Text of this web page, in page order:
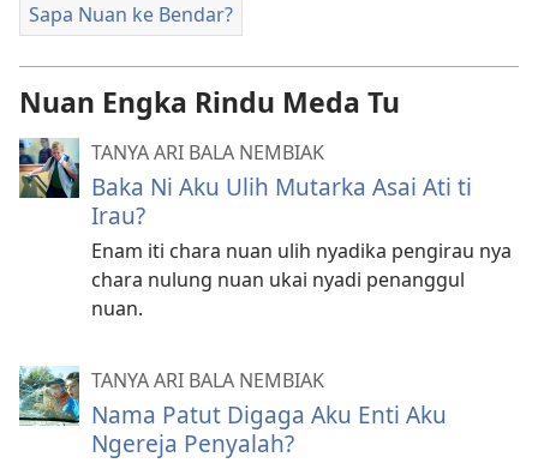
Sapa Nuan ke Bendar?
Nuan Engka Rindu Meda Tu
TANYA ARI BALA NEMBIAK
Baka Ni Aku Ulih Mutarka Asai Ati ti
Irau?
Enam iti chara nuan ulih nyadika pengirau nya
chara nulung nuan ukai nyadi penanggul
nuan.
TANYA ARI BALA NEMBIAK
Nama Patut Digaga Aku Enti Aku
Ngereja Penyalah?